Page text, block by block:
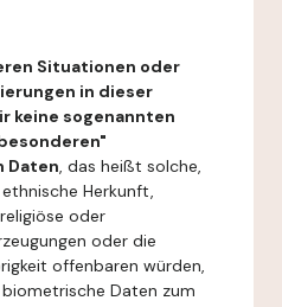
Situationen oder
in dieser
keine sogenannten
Daten, das heißt solche,
Herkunft,
oder
oder die
offenbaren würden,
Daten zum